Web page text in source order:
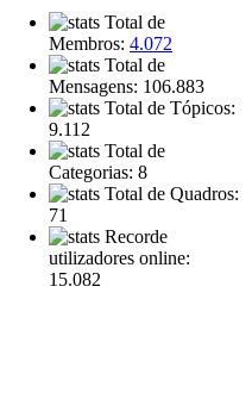
Total de
Membros: 4.072
Total de
Mensagens: 106.883
Total de Tópicos:
9.112
Total de
Categorias: 8
Total de Quadros:
71
Recorde
utilizadores online:
15.082